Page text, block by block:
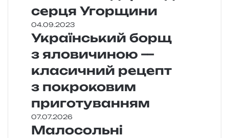
серця Угорщини
04.09.2023
Український борщ
з яловичиною —
класичний рецепт
з покроковим
приготуванням
07.07.2026
Малосольні